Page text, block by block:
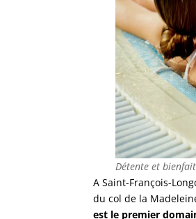
Détente et
A Saint-François-
du col de la
est le premier